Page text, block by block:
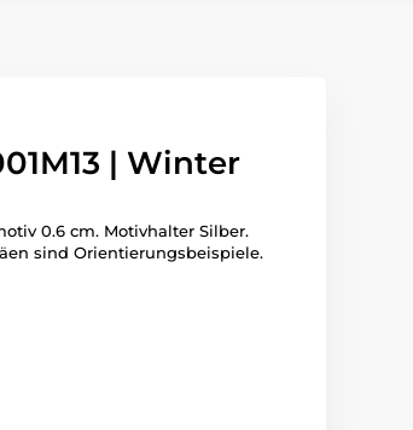
| Winter
0.6 cm. Motivhalter Silber.
sind Orientierungsbeispiele.